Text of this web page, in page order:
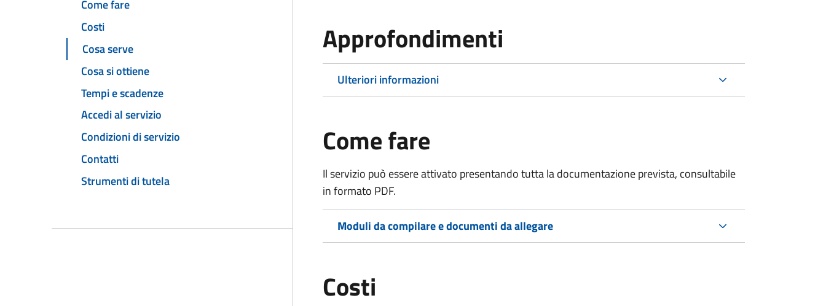
Come fare
Costi
Cosa serve
Cosa si ottiene
Tempi e scadenze
Accedi al servizio
Condizioni di servizio
Contatti
Strumenti di tutela
Approfondimenti
Ulteriori informazioni
Come fare
Il servizio può essere attivato presentando tutta la documentazione prevista, consultabile
in formato PDF.
Moduli da compilare e documenti da allegare
Costi